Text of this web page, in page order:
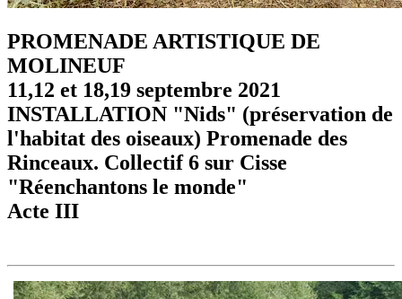
PROMENADE ARTISTIQUE DE
MOLINEUF
11,12 et 18,19 septembre 2021
INSTALLATION "Nids" (préservation de
l'habitat des oiseaux) Promenade des
Rinceaux. Collectif 6 sur Cisse
"Réenchantons le monde"
Acte III